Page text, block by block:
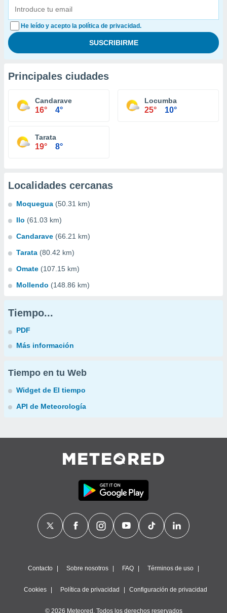
He leído y acepto la política de privacidad.
Principales ciudades
Candarave
16° 4°
Locumba
25° 10°
Tarata
19° 8°
Localidades cercanas
Moquegua (50.31 km)
Ilo (61.03 km)
Candarave (66.21 km)
Tarata (80.42 km)
Omate (107.15 km)
Mollendo (148.86 km)
Tiempo...
PDF
Más información
Tiempo en tu Web
Widget de El tiempo
API de Meteorología
Contacto Sobre nosotros FAQ Términos de uso
Cookies Política de privacidad Configuración de privacidad
© 2026 Meteored. Todos los derechos reservados